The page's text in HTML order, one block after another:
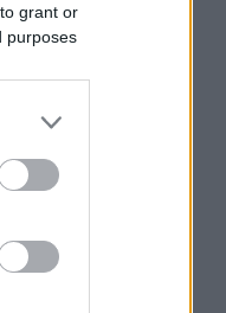
grant or
purposes